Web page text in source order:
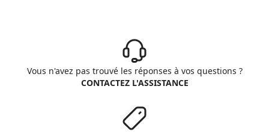
Vous n'avez pas trouvé les réponses à vos questions ?
CONTACTEZ L'ASSISTANCE